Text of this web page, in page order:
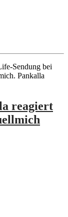
Sendung bei
Pankalla
reagiert